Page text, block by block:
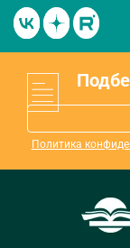
Политика